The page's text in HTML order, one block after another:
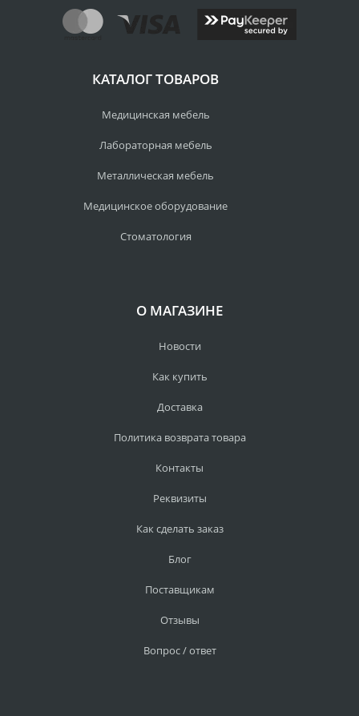
КАТАЛОГ ТОВАРОВ
Медицинская мебель
Лабораторная мебель
Металлическая мебель
Медицинское оборудование
Стоматология
О МАГАЗИНЕ
Новости
Как купить
Доставка
Политика возврата товара
Контакты
Реквизиты
Как сделать заказ
Блог
Поставщикам
Отзывы
Вопрос / ответ